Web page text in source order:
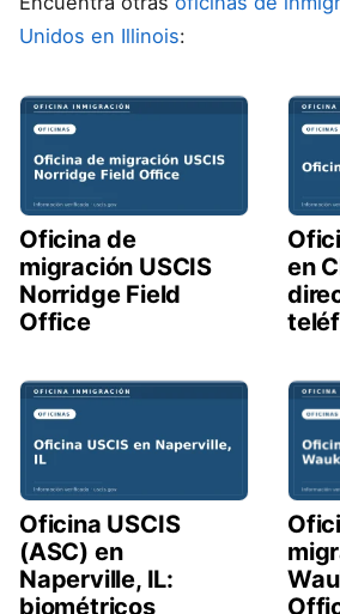
Unidos en Illinois:
Oficina de
migración USCIS
Norridge Field
Office
en
Oficina USCIS
(ASC) en
Naperville, IL:
biométricos